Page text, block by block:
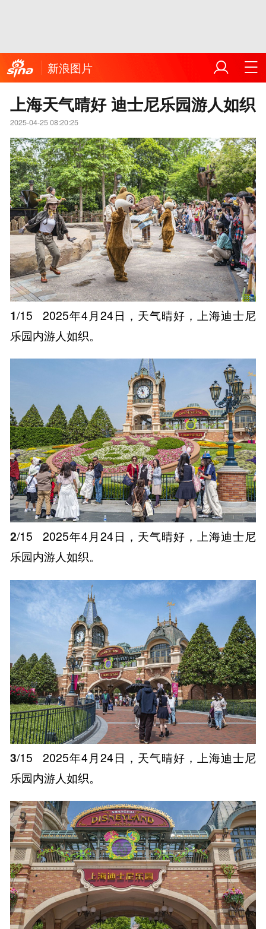
新浪图片
上海天气晴好 迪士尼乐园游人如织
2025-04-25 08:20:25
1/15
2025年4月24日，天气晴好，上海迪士尼
乐园内游人如织。
2/15
2025年4月24日，天气晴好，上海迪士尼
乐园内游人如织。
3/15
2025年4月24日，天气晴好，上海迪士尼
乐园内游人如织。